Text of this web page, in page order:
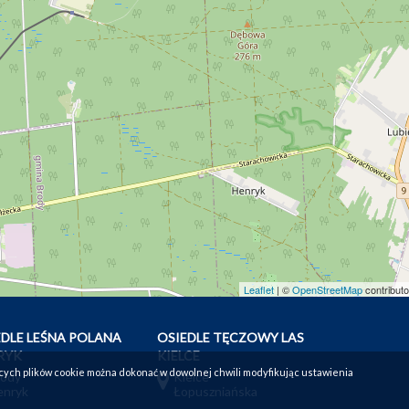
Leaflet| ©OpenStreetMap
LEŚNA POLANA
OSIEDLE TĘCZOWY LAS
KIELCE
Kielce
plików cookie można dokonać w dowolnej chwili modyfikując ustawienia